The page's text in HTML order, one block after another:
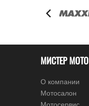
МИСТЕР МОТО
О компании
Мотосалон
Мотосервис